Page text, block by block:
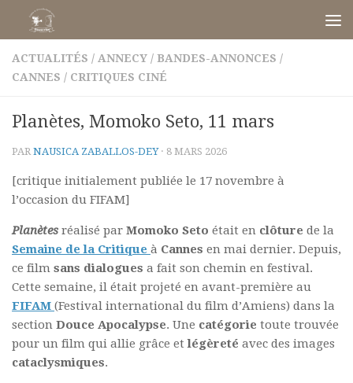
Skip to content
ACTUALITÉS / ANNECY / BANDES-ANNONCES /
CANNES / CRITIQUES CINÉ
Planètes, Momoko Seto, 11 mars
PAR NAUSICA ZABALLOS-DEY · 8 MARS 2026
[critique initialement publiée le 17 novembre à
l’occasion du FIFAM]
Planètes réalisé par Momoko Seto était en clôture de la
Semaine de la Critique à Cannes en mai dernier. Depuis,
ce film sans dialogues a fait son chemin en festival.
Cette semaine, il était projeté en avant-première au
FIFAM (Festival international du film d’Amiens) dans la
section Douce Apocalypse. Une catégorie toute trouvée
pour un film qui allie grâce etlégèreté avec des images
cataclysmiques.